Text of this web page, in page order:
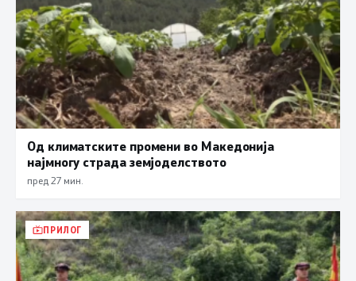
Од климатските промени во Македонија
најмногу страда земјоделството
пред 27 мин.
ПРИЛОГ